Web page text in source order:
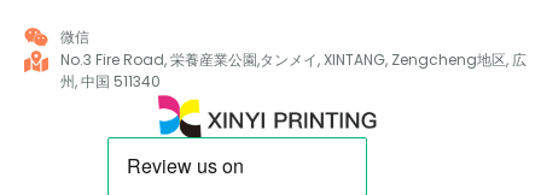
微信
No.3 Fire Road, 栄養産業公園,タンメイ, XINTANG, Zengcheng地区, 広
州, 中国 511340